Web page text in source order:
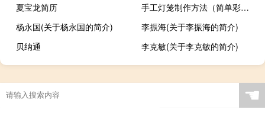
夏宝龙简历
手工灯笼制作方法（简单彩色折纸小灯笼亲子同乐）
杨永国(关于杨永国的简介)
李振海(关于李振海的简介)
贝纳通
李克敏(关于李克敏的简介)
☚